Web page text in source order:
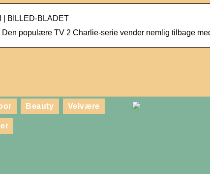
| BILLED-BLADET
Den populære TV 2 Charlie-serie vender nemlig tilbage
Beauty Velvære